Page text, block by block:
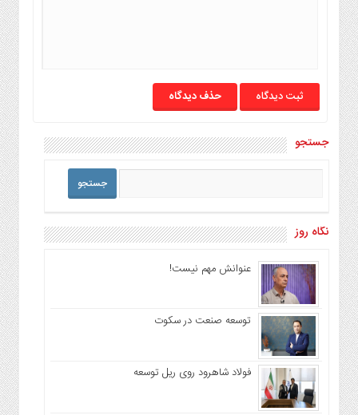
حذف دیدگاه
جستجو
نگاه روز
عنوانش مهم نیست!
توسعه صنعت در سکوت
فولاد شاهرود روی ریل توسعه